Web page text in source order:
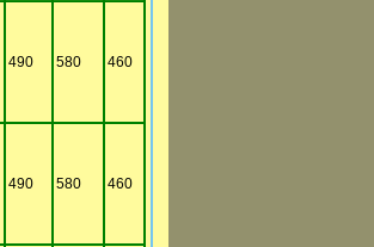
490 580 460
490 580 460